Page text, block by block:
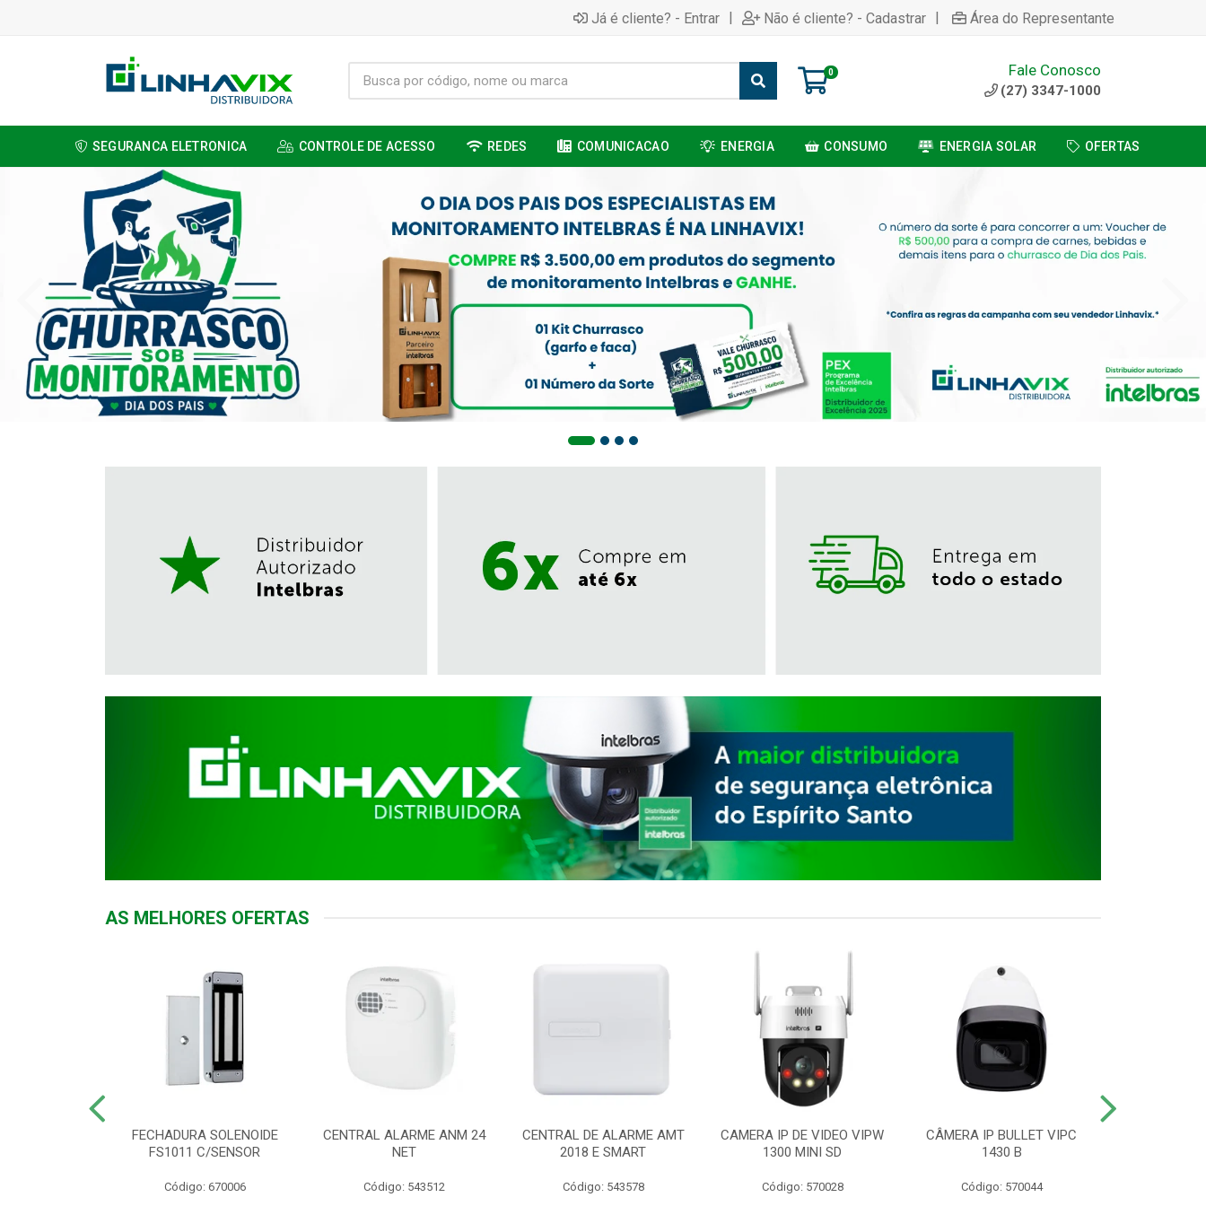
Já é cliente? - Entrar | Não é cliente? - Cadastrar | Área do Representante
0 Fale Conosco
(27) 3347-1000
SEGURANCA ELETRONICA CONTROLE DE ACESSO REDES COMUNICACAO ENERGIA CONSUMO ENERGIA SOLAR OFERTAS
AS MELHORES OFERTAS
FECHADURA SOLENOIDE
FS1011 C/SENSOR
Código: 670006
CENTRAL ALARME ANM 24
NET
Código: 543512
CENTRAL DE ALARME AMT
2018 E SMART
Código: 543578
CAMERA IP DE VIDEO VIPW
1300 MINI SD
Código: 570028
CÂMERA IP BULLET VIPC
1430 B
Código: 570044